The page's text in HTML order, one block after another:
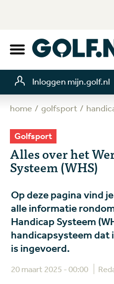
Inloggen mijn.golf.nl
home golfsport
Golfsport
Alles over het
Systeem (WHS)
Op deze pagina vind
alle informatie
Handicap Systeem
handicapsysteem dat
is ingevoerd.
20 maart 2025 - 00:00